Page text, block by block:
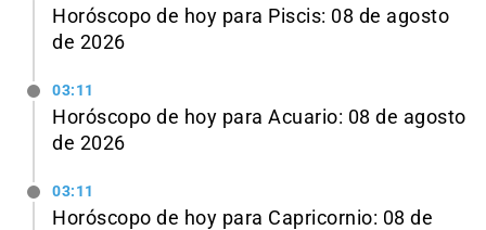
Horóscopo de hoy para Piscis: 08 de agosto
de 2026
03:11
Horóscopo de hoy para Acuario: 08 de agosto
de 2026
03:11
Horóscopo de hoy para Capricornio: 08 de